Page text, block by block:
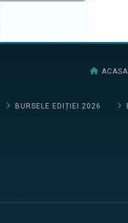
ACASA
BURSELE EDIȚIEI 2026